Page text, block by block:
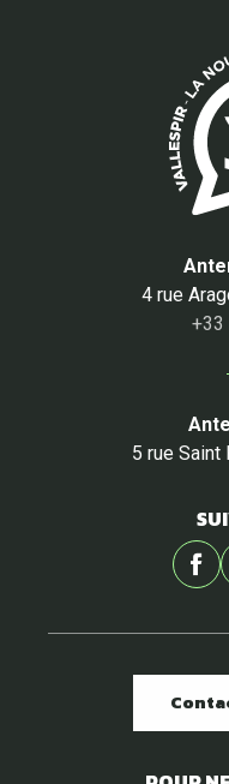
4 rue
+33
5 rue Saint